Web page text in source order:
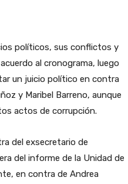
políticos, sus conflictos y
al cronograma, luego
un juicio político en contra
y Maribel Barreno, aunque
actos de corrupción.
del exsecretario de
del informe de la Unidad de
en contra de Andrea